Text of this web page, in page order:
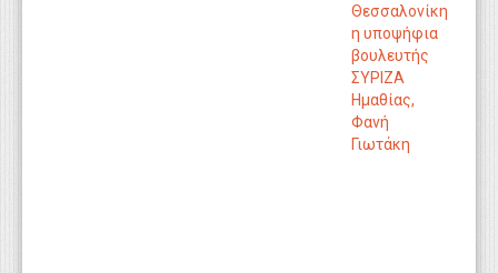
Θεσσαλονίκη
η υποψήφια
βουλευτής
ΣΥΡΙΖΑ
Ημαθίας,
Φανή
Γιωτάκη